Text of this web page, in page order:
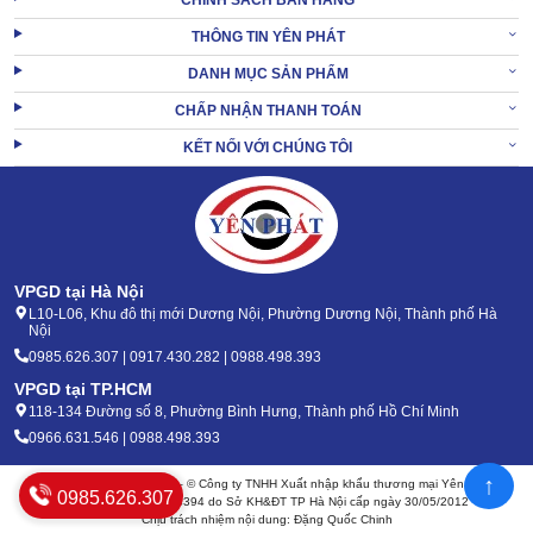
Với kích thước gọn gàng 330x360x920mm,
không chiếm quá nhiều không gian lưu trữ và đặt để.
Các bộ phận được bố trí hợp lý trên thân máy, việc thao tác sử
dụng hoàn toàn đơn giản.
Kể cả người mới tiếp cận, chưa có chuyên môn kỹ thuật cũng có
thể thực hiện.
1.4 Chất lượng châu Âu, độ bền vượt trội
Đến từ thương hiệu nổi tiếng của Ý, Lavor OREGON 1509XP tuân
thủ nghiêm ngặt các tiêu chí sản xuất châu Âu.
Máy rửa xe áp lực cao giá rẻđạt tiêu chuẩn độ bền cũng như
THÔNG TIN YÊN PHÁT
DANH MỤC SẢN PHẨM
CHẤP NHẬN THANH TOÁN
KẾT NỐI VỚI CHÚNG TÔI
VPGD tại Hà Nội
L10-L06, Khu đô thị mới Dương Nội, Phường Dương Nội, Thành phố Hà
Nội
0985.626.307 | 0917.430.282 | 0988.498.393
VPGD tại TP.HCM
118-134 Đường số 8, Phường Bình Hưng, Thành phố Hồ Chí Minh
0966.631.546 | 0988.498.393
Bản quyền 2020 - 2026 – © Công ty TNHH Xuất nhập khẩu thương mại Yên Phát
Mã số thuế: 0105904394 do Sở KH&ĐT TP Hà Nội cấp ngày 30/05/2012
Chịu trách nhiệm nội dung: Đặng Quốc Chinh
0985.626.307 ↑